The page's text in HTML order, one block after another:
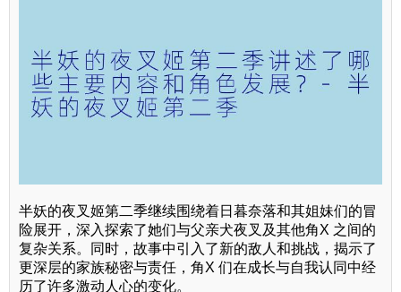
半妖的夜叉姬第二季继续围绕着日暮奈落和其姐妹们的冒
险展开，深入探索了她们与父亲犬夜叉及其他角X 之间的
复杂关系。同时，故事中引入了新的敌人和挑战，揭示了
更深层的家族秘密与责任，角X 们在成长与自我认同中经
历了许多激动人心的变化。